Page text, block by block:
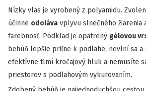
Nízky vlas je vyrobený z polyamidu.
účinne odoláva vplyvu slnečného žiarenia
farebnosť. Podklad je opatrený gélovou
behúň lepšie priľne k podlahe, nevlní sa a
efektívne tlmí kročajový hluk a nemusíte
priestorov s podlahovým vykurovaním.